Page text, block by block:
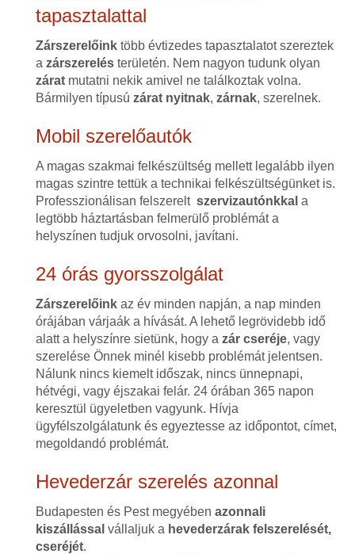
tapasztalattal
Zárszerelőinktöbb évtizedes tapasztalatot szereztek
a zárszerelésterületén. Nem nagyon tudunk olyan
záratmutatni nekik amivel ne találkoztak volna.
Bármilyen típusú zárat nyitnak, zárnak, szerelnek.
Mobil szerelőautók
A magas szakmai felkészültség mellett legalább ilyen
magas szintre tettük a technikai felkészültségünket is.
Professzionálisan felszerelt szervizautónkkal a
legtöbb háztartásban felmerülő problémát a
helyszínen tudjuk orvosolni, javítani.
24 órás gyorsszolgálat
Zárszerelőinkaz év minden napján, a nap minden
órájában várjaák a hívását. A lehető legrövidebb idő
alatt a helyszínre sietünk, hogy a zár cseréje, vagy
szerelése Önnek minél kisebb problémát jelentsen.
Nálunk nincs kiemelt időszak, nincs ünnepnapi,
hétvégi, vagy éjszakai felár. 24 órában 365 napon
keresztül ügyeletben vagyunk. Hívja
ügyfélszolgálatunk és egyeztesse az időpontot, címet,
megoldandó problémát.
Hevederzár szerelés azonnal
Budapesten és Pest megyében azonnali
kiszállással vállaljuk a hevederzárak felszerelését,
cseréjét.